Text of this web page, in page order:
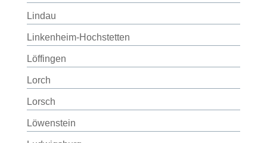
Lindau
Linkenheim-Hochstetten
Löffingen
Lorch
Lorsch
Löwenstein